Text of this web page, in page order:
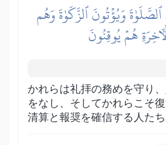
وَيُؤۡتُونَ ٱلزَّكَوٰةَ وَهُم
هُمۡ يُوقِنُونَ
かれらは礼拝の務めを守り
をなし、そしてかれらこそ
清算と報奨を確信する人たち